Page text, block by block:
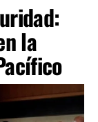
la